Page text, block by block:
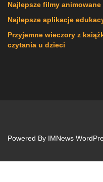
Najlepsze filmy
Najlepsze aplikacje
Przyjemne wieczory z
czytania u dzieci
Powered By IMNews